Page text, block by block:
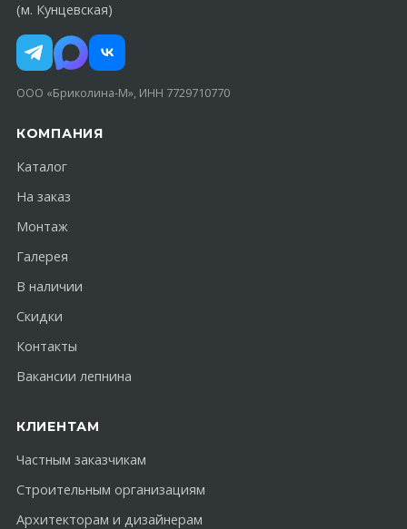
(м. Кунцевская)
ООО «Бриколина-М», ИНН 7729710770
КОМПАНИЯ
Каталог
На заказ
Монтаж
Галерея
В наличии
Скидки
Контакты
Вакансии лепнина
КЛИЕНТАМ
Частным заказчикам
Строительным организациям
Архитекторам и дизайнерам